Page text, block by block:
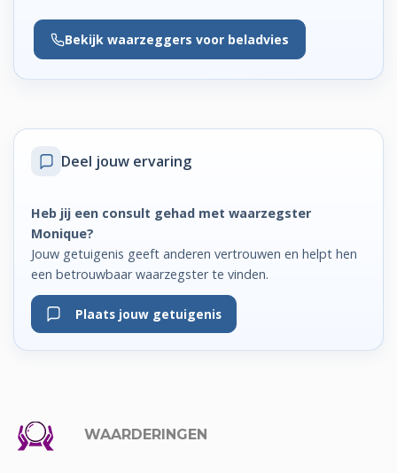
Bekijk waarzeggers voor beladvies
Deel jouw ervaring
Heb jij een consult gehad met waarzegster
Monique?
Jouw getuigenis geeft anderen vertrouwen en helpt hen
een betrouwbaar waarzegster te vinden.
Plaats jouw getuigenis
WAARDERINGEN